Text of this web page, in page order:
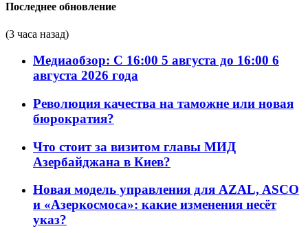
Последнее обновление
(3 часа назад)
Медиаобзор: С 16:00 5 августа до 16:00 6
августа 2026 года
Революция качества на таможне или новая
бюрократия?
Что стоит за визитом главы МИД
Азербайджана в Киев?
Новая модель управления для AZAL, ASCO
и «Азеркосмоса»: какие изменения несёт
указ?